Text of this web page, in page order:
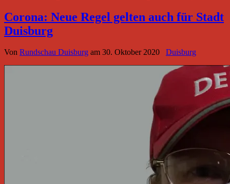
Corona: Neue Regel gelten auch für Stadt
Duisburg
Von Rundschau Duisburg am 30. Oktober 2020 Duisburg